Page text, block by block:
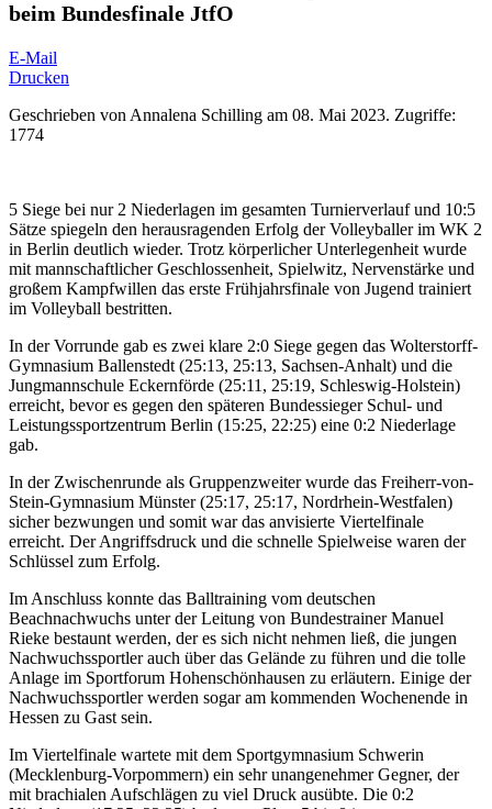
beim Bundesfinale JtfO
E-Mail
Drucken
Geschrieben von Annalena Schilling am 08. Mai 2023. Zugriffe:
1774
5 Siege bei nur 2 Niederlagen im gesamten Turnierverlauf und 10:5
Sätze spiegeln den herausragenden Erfolg der Volleyballer im WK 2
in Berlin deutlich wieder. Trotz körperlicher Unterlegenheit wurde
mit mannschaftlicher Geschlossenheit, Spielwitz, Nervenstärke und
großem Kampfwillen das erste Frühjahrsfinale von Jugend trainiert
im Volleyball bestritten.
In der Vorrunde gab es zwei klare 2:0 Siege gegen das Wolterstorff-
Gymnasium Ballenstedt (25:13, 25:13, Sachsen-Anhalt) und die
Jungmannschule Eckernförde (25:11, 25:19, Schleswig-Holstein)
erreicht, bevor es gegen den späteren Bundessieger Schul- und
Leistungssportzentrum Berlin (15:25, 22:25) eine 0:2 Niederlage
gab.
In der Zwischenrunde als Gruppenzweiter wurde das Freiherr-von-
Stein-Gymnasium Münster (25:17, 25:17, Nordrhein-Westfalen)
sicher bezwungen und somit war das anvisierte Viertelfinale
erreicht. Der Angriffsdruck und die schnelle Spielweise waren der
Schlüssel zum Erfolg.
Im Anschluss konnte das Balltraining vom deutschen
Beachnachwuchs unter der Leitung von Bundestrainer Manuel
Rieke bestaunt werden, der es sich nicht nehmen ließ, die jungen
Nachwuchssportler auch über das Gelände zu führen und die tolle
Anlage im Sportforum Hohenschönhausen zu erläutern. Einige der
Nachwuchssportler werden sogar am kommenden Wochenende in
Hessen zu Gast sein.
Im Viertelfinale wartete mit dem Sportgymnasium Schwerin
(Mecklenburg-Vorpommern) ein sehr unangenehmer Gegner, der
mit brachialen Aufschlägen zu viel Druck ausübte. Die 0:2